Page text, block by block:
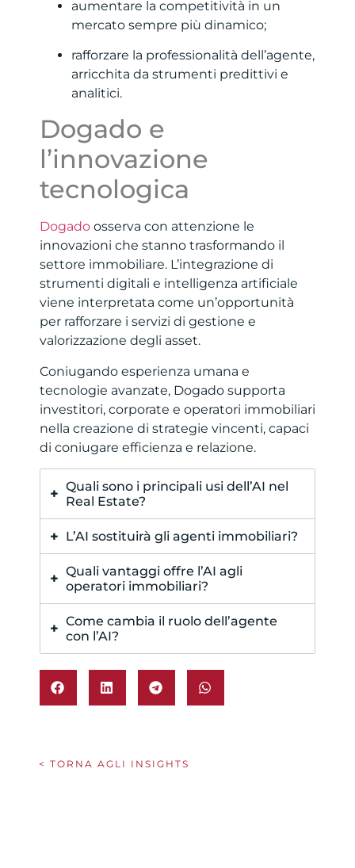
aumentare la competitività in un
mercato sempre più dinamico;
rafforzare la professionalità dell’agente,
arricchita da strumenti predittivi e
analitici.
Dogado e
l’innovazione
tecnologica
Dogado osserva con attenzione le
innovazioni che stanno trasformando il
settore immobiliare. L’integrazione di
strumenti digitali e intelligenza artificiale
viene interpretata come un’opportunità
per rafforzare i servizi di gestione e
valorizzazione degli asset.
Coniugando esperienza umana e
tecnologie avanzate, Dogado supporta
investitori, corporate e operatori immobiliari
nella creazione di strategie vincenti, capaci
di coniugare efficienza e relazione.
Quali sono i principali usi dell’AI nel
Real Estate?
Valutazioni predittive, ricerche
personalizzate, automazione
amministrativa e visite virtuali
immersive.
L’AI sostituirà gli agenti immobiliari?
No. L’AI semplifica le attività di routine,
ma non può replicare empatia,
negoziazione e conoscenza locale.
Quali vantaggi offre l’AI agli
operatori immobiliari?
Maggiore efficienza, personalizzazione
dei servizi e possibilità di concentrarsi
su attività strategiche.
Come cambia il ruolo dell’agente
con l’AI?
consulenziale, supportata da strumenti
< TORNA AGLI INSIGHTS